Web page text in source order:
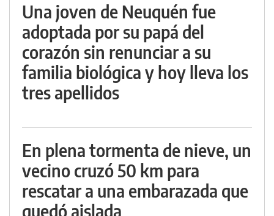
Una joven de Neuquén fue
adoptada por su papá del
corazón sin renunciar a su
familia biológica y hoy lleva los
tres apellidos
En plena tormenta de nieve, un
vecino cruzó 50 km para
rescatar a una embarazada que
quedó aislada